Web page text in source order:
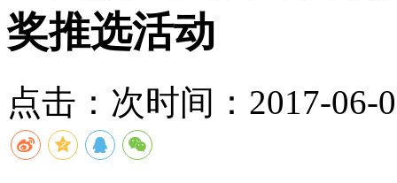
奖推选活动
点击： 次时间：2017-06-